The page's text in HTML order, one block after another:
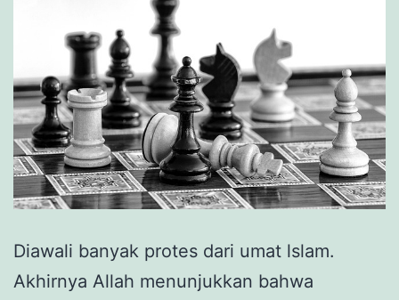
Diawali banyak protes dari umat lslam.
Akhirnya Allah menunjukkan bahwa